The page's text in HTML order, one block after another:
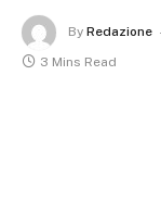
By Redazione
3 Mins Read